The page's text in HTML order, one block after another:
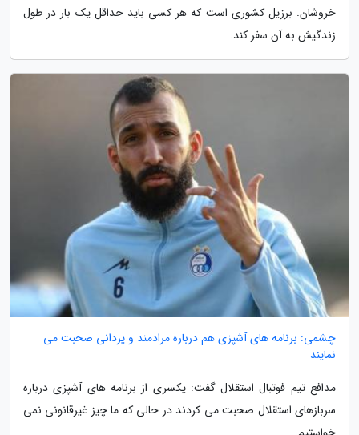
خروشان. برزیل کشوری است که هر کسی باید حداقل یک بار در طول
زندگیش به آن سفر کند.
چشمی: برنامه های آشپزی هم درباره مرادمند و یزدانی صحبت می
نمایند
مدافع تیم فوتبال استقلال گفت: یکسری از برنامه های آشپزی درباره
سربازهای استقلال صحبت می کردند در حالی که ما چیز غیرقانونی نمی